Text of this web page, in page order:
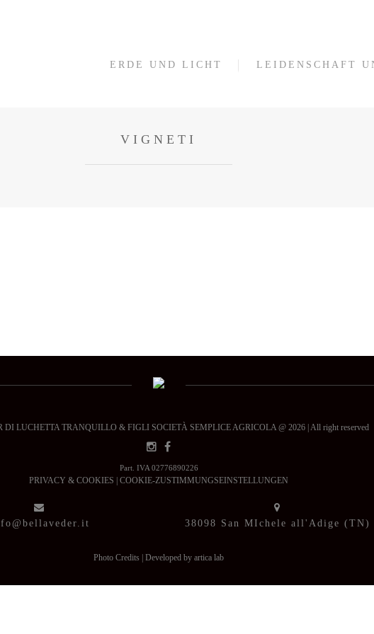
ERDE UND LICHT LEIDENSCHAFT
VIGNETI
DI LUCHETTA TRANQUILLO & FIGLI SOCIETÀ SEMPLICE AGRICOLA @ 2026 | All right reserved
Part. IVA 02776890226
PRIVACY & COOKIES COOKIE-ZUSTIMMUNGSEINSTELLUNGEN
38098 San MIchele all'Adige (TN)
Photo Credits Developed by artica lab